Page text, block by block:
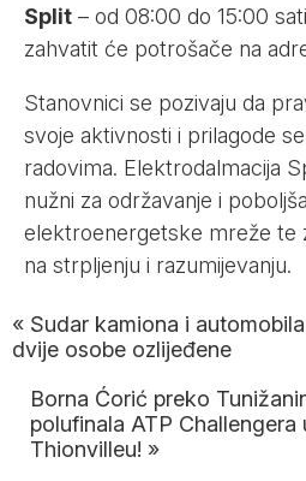
Split – od 08:00 do 15:00
zahvatit će potrošače na
Stanovnici se pozivaju da
svoje aktivnosti i prilagode
radovima. Elektrodalmacija
nužni za održavanje i
elektroenergetske mreže te
na strpljenju i razumijevanju.
« Sudar kamiona i
dvije osobe ozlijeđene
Borna Ćorić preko
polufinala ATP Challengera
Thionvilleu! »